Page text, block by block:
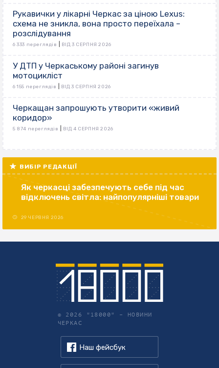
Рукавички у лікарні Черкас за ціною Lexus:
схема не зникла, вона просто переїхала –
розслідування
6 333 переглядів ВІД 3 СЕРПНЯ 2026
У ДТП у Черкаському районі загинув
мотоцикліст
6 155 переглядів ВІД 3 СЕРПНЯ 2026
Черкащан запрошують утворити «живий
коридор»
5 874 переглядів ВІД 4 СЕРПНЯ 2026
ВИБІР РЕДАКЦІЇ
Як черкасці забезпечують себе під час
відключень світла: найпопулярніші товари
29 ЧЕРВНЯ 2026
© 2026 "18000" – НОВИНИ
ЧЕРКАС
Наш фейсбук